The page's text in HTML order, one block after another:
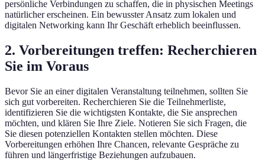
persönliche Verbindungen zu schaffen, die in physischen Meetings
natürlicher erscheinen. Ein bewusster Ansatz zum lokalen und
digitalen Networking kann Ihr Geschäft erheblich beeinflussen.
2. Vorbereitungen treffen: Recherchieren
Sie im Voraus
Bevor Sie an einer digitalen Veranstaltung teilnehmen, sollten Sie
sich gut vorbereiten. Recherchieren Sie die Teilnehmerliste,
identifizieren Sie die wichtigsten Kontakte, die Sie ansprechen
möchten, und klären Sie Ihre Ziele. Notieren Sie sich Fragen, die
Sie diesen potenziellen Kontakten stellen möchten. Diese
Vorbereitungen erhöhen Ihre Chancen, relevante Gespräche zu
führen und längerfristige Beziehungen aufzubauen.